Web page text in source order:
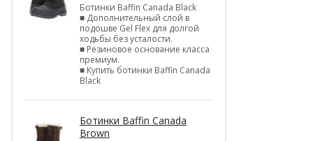
Ботинки Baffin Canada Black
■ Дополнительный слой в
подошве Gel Flex для долгой
ходьбы без усталости.
■ Резиновое основание класса
премиум.
■ Купить ботинки Baffin Canada
Black
Ботинки Baffin Canada
Brown